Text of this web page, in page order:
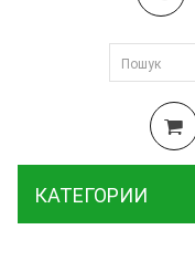
КАТЕГОРИИ